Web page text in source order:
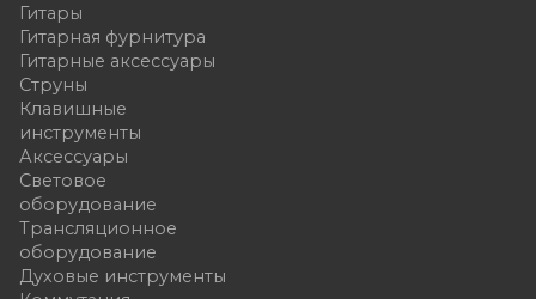
Гитары
Гитарная фурнитура
Гитарные аксессуары
Струны
Клавишные
инструменты
Аксессуары
Световое
оборудование
Трансляционное
оборудование
Духовые инструменты